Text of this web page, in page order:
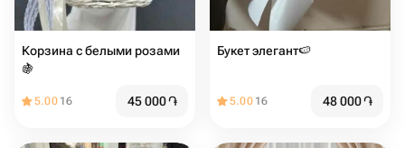
Корзина с белыми розами️
🍇
5.00 16 45 000֏
Букет элегант🍉
5.00 16 48 000֏